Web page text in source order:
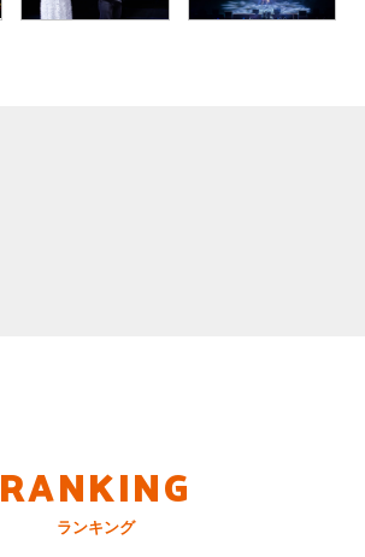
RANKING
ランキング